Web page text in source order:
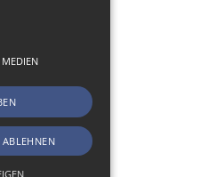
- 87 32 699